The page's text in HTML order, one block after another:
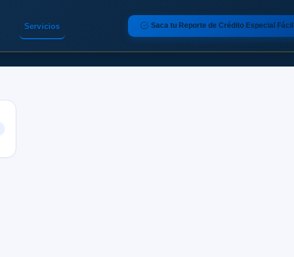
Servicios Saca tu Reporte de Crédito Especial Fácil